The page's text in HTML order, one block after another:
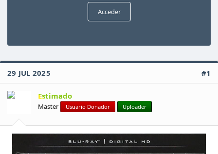
Acceder
29 JUL 2025 #1
Estimado
Master Usuario Donador Uploader